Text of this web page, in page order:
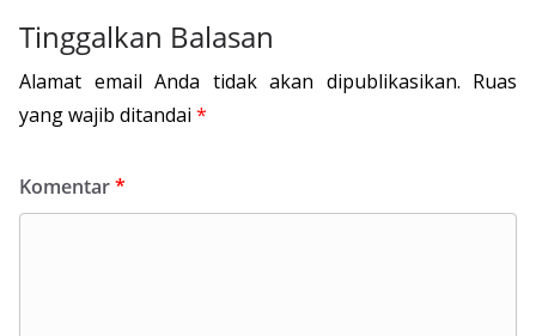
Tinggalkan Balasan
Alamat email Anda tidak akan dipublikasikan. Ruas
yang wajib ditandai *
Komentar*